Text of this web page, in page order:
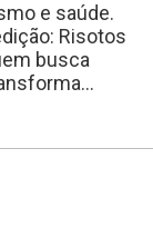
e saúde.
Risotos
busca